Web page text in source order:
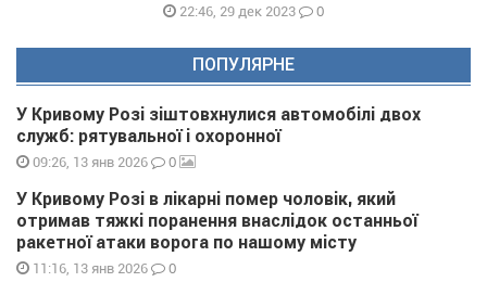
22:46, 29 дек 2023 0
ПОПУЛЯРНЕ
У Кривому Розі зіштовхнулися автомобілі двох
служб: рятувальної і охоронної
09:26, 13 янв 2026 0
У Кривому Розі в лікарні помер чоловік, який
отримав тяжкі поранення внаслідок останньої
ракетної атаки ворога по нашому місту
11:16, 13 янв 2026 0